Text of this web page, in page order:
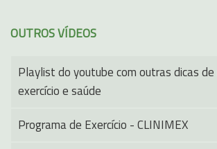
OUTROS VÍDEOS
Playlist do youtube com outras dicas de
exercício e saúde
Programa de Exercício - CLINIMEX